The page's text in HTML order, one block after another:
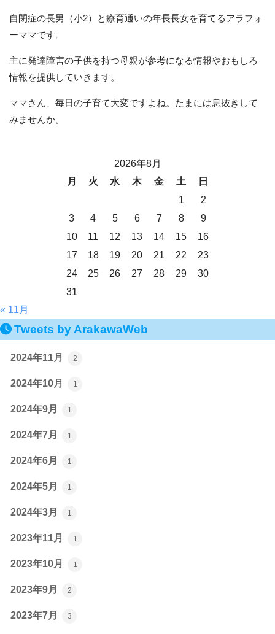
自閉症の長男（小2）と療育通いの年長長女を育てるアラフォ
ーママです。
主に発達障害の子供を持つ母親が参考になる情報やおもしろ
情報を提供していきます。
ママさん、毎日の子育て大変ですよね。たまには息抜きして
みませんか。
2026年8月
月
火 水 木 金 土
日
1
2
3
4 5 6 7 8
9
10
11 12 13 14 15
16
17
18 19 20 21 22
23
24
25 26 27 28 29
30
31
« 11月
Tweets by ArakawaWeb
2024年11月 2
2024年10月 1
2024年9月 1
2024年7月 1
2024年6月 1
2024年5月 1
2024年3月 1
2023年11月 1
2023年10月 1
2023年9月 2
2023年7月 3